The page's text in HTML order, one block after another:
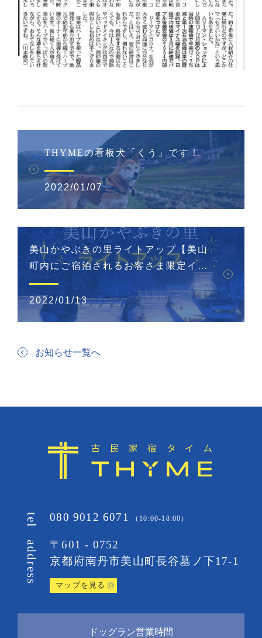
THYMEの看板犬「くう」です！
2022/01/07
美山かやぶきの里ライトアップ【美山
町内にご宿泊されるお客さま限定イベ
ント】
2022/01/13
お知らせ一覧へ
tel 080 9012 6071 （10:00-18:00）
address
〒601 - 0752
京都府南丹市美山町長谷墓ノ下17-1
マップを見る
ドッグラン営業時間